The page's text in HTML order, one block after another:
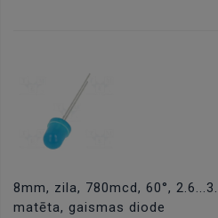
8mm, zila, 780mcd, 60°,
matēta, gaismas diode